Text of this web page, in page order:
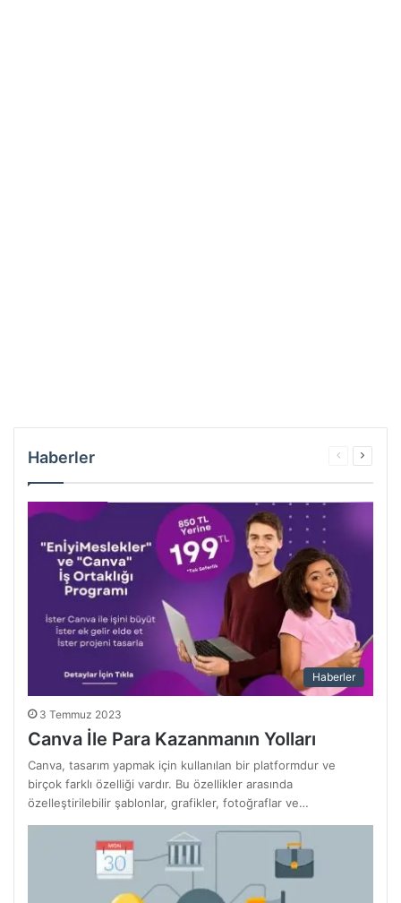
Haberler
ÖncekiSonraki
Haberler
3 Temmuz 2023
Canva İle Para Kazanmanın Yolları
Canva, tasarım yapmak için kullanılan bir platformdur ve
birçok farklı özelliği vardır. Bu özellikler arasında
özelleştirilebilir şablonlar, grafikler, fotoğraflar ve…